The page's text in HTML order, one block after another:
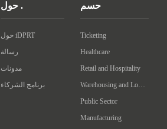
حول .
حول iDPRT
رسالة
مدونات
برنامج الشركاء
حسم
Ticketing
Healthcare
Retail and Hospitality
Warehousing and Logistics
Public Sector
Manufacturing